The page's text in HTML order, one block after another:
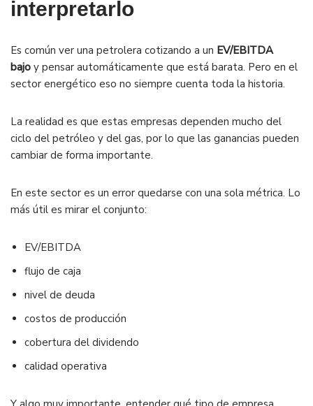
interpretarlo
Es común ver una petrolera cotizando a un EV/EBITDA
bajo y pensar automáticamente que está barata. Pero en el
sector energético eso no siempre cuenta toda la historia.
La realidad es que estas empresas dependen mucho del
ciclo del petróleo y del gas, por lo que las ganancias pueden
cambiar de forma importante.
En este sector es un error quedarse con una sola métrica. Lo
más útil es mirar el conjunto:
EV/EBITDA
flujo de caja
nivel de deuda
costos de producción
cobertura del dividendo
calidad operativa